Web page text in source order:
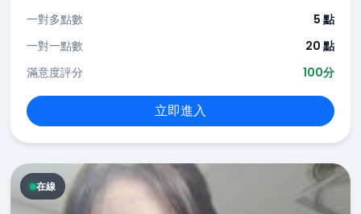
一對多點數
5 點
一對一點數
20 點
滿意度評分
100分
立即進入
在線